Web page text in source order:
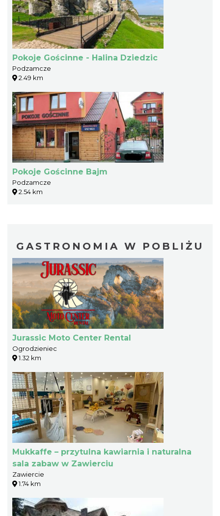
Pokoje Gościnne - Halina Dziedzic
Podzamcze
2.49 km
Pokoje Gościnne Bajm
Podzamcze
2.54 km
GASTRONOMIA W POBLIŻU
Jurassic Moto Center Rental
Ogrodzieniec
1.32 km
Mukkaffe – przytulna kawiarnia i naturalna
sala zabaw w Zawierciu
Zawiercie
1.74 km